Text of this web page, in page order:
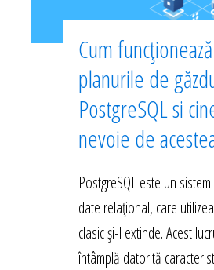
Cum funcționează
planurile de
PostgreSQL si
nevoie de
PostgreSQL este un
date relațional, care
clasic și-l extinde. Acest
întâmplă datorită